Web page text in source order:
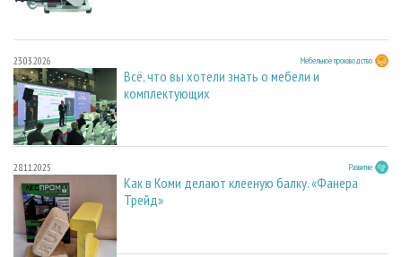
23.03.2026 Мебельное производство
Всё, что вы хотели знать о мебели и
комплектующих
28.11.2025 Развитие
Как в Коми делают клееную балку. «Фанера
Трейд»